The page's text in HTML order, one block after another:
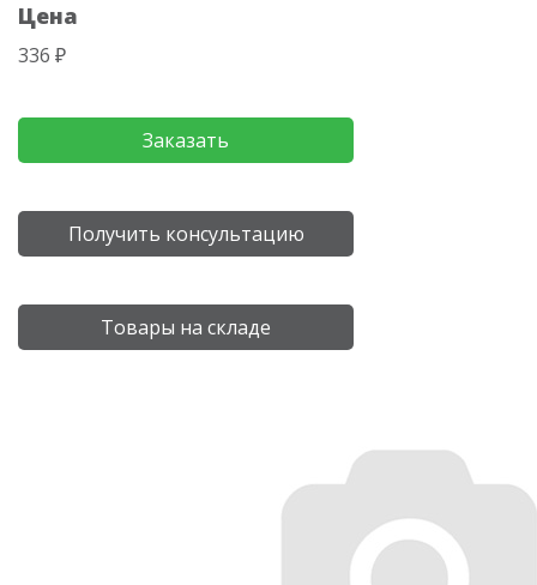
Цена
336 ₽
Заказать
Получить консультацию
Товары на складе